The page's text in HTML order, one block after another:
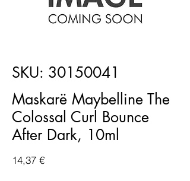
SKU: 30150041
Maskarë Maybelline The
Colossal Curl Bounce
After Dark, 10ml
14,37 €Price